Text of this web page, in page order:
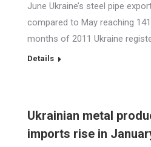
June Ukraine’s steel pipe
compared to May reaching
months of 2011 Ukraine
Details
Ukrainian metal
imports rise in